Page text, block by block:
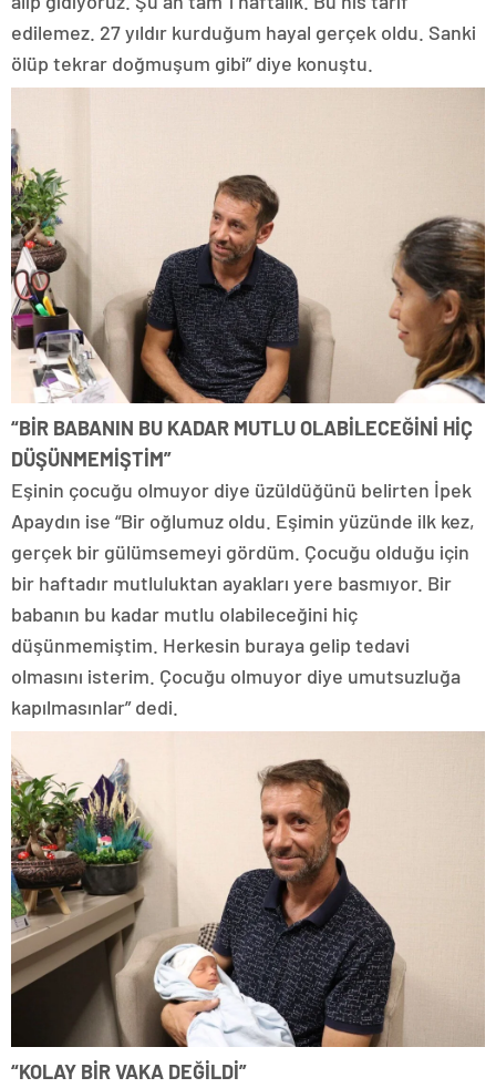
edilemez. 27 yıldır kurduğum hayal gerçek oldu. Sanki
ölüp tekrar doğmuşum gibi” diye konuştu.
“BİR BABANIN BU KADAR MUTLU OLABİLECEĞİNİ HİÇ
DÜŞÜNMEMİŞTİM”
Eşinin çocuğu olmuyor diye üzüldüğünü belirten İpek
Apaydın ise “Bir oğlumuz oldu. Eşimin yüzünde ilk kez,
gerçek bir gülümsemeyi gördüm. Çocuğu olduğu için
bir haftadır mutluluktan ayakları yere basmıyor. Bir
babanın bu kadar mutlu olabileceğini hiç
düşünmemiştim. Herkesin buraya gelip tedavi
olmasını isterim. Çocuğu olmuyor diye umutsuzluğa
kapılmasınlar” dedi.
“KOLAY BİR VAKA DEĞİLDİ”